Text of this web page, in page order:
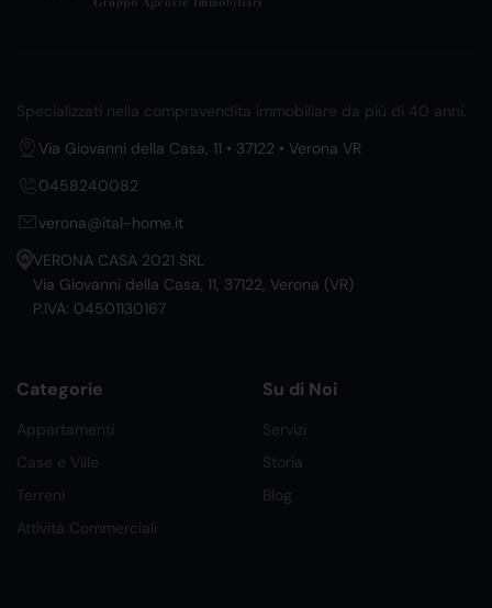
Specializzati nella compravendita immobiliare da più di 40 anni.
Via Giovanni della Casa, 11 • 37122 • Verona VR
0458240082
verona@ital-home.it
VERONA CASA 2021 SRL
Via Giovanni della Casa, 11, 37122, Verona (VR)
P.IVA: 04501130167
Categorie
Appartamenti
Case e Ville
Terreni
Attività Commerciali
Su di Noi
Servizi
Storia
Blog